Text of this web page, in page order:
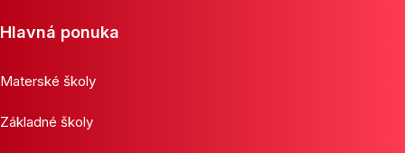
Hlavná ponuka
Materské školy
Základné školy